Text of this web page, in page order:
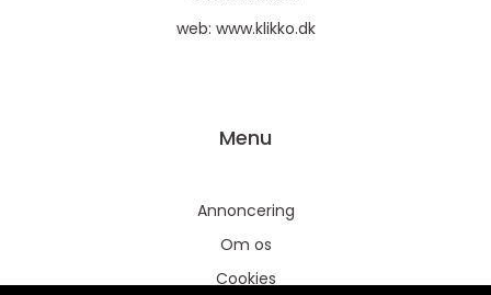
web: www.klikko.dk
Menu
Annoncering
Om os
Cookies